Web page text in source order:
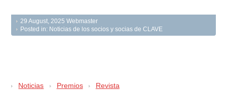
29 August, 2025 Webmaster
Posted in: Noticias de los socios y socias de CLAVE
Noticias Premios
Revista